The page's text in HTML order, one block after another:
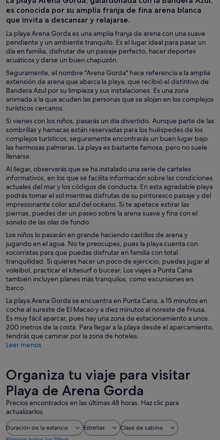
es conocida por su amplia franja de fina arena blanca
que invita a descansar y relajarse.
La playa Arena Gorda es una amplia franja de arena con una suave
pendiente y un ambiente tranquilo. Es el lugar ideal para pasar un
día en familia, disfrutar de un paisaje perfecto, hacer deportes
acuáticos y darse un buen chapuzón.
Seguramente, el nombre "Arena Gorda" hace referencia a la amplia
extensión de arena que abarca la playa, que recibió el distintivo de
Bandera Azul por su limpieza y sus instalaciones. Es una zona
animada a la que acuden las personas que se alojan en los complejos
turísticos cercanos.
Si vienes con los niños, pasarás un día divertido. Aunque parte de las
sombrillas y hamacas están reservadas para los huéspedes de los
complejos turísticos, seguramente encontrarás un buen lugar bajo
las hermosas palmeras. La playa es bastante famosa, pero no suele
llenarse.
Al llegar, observarás que se ha instalado una serie de carteles
informativos, en los que se facilita información sobre las condiciones
actuales del mar y los códigos de conducta. En esta agradable playa
podrás tomar el sol mientras disfrutas de su pintoresco paisaje y del
impresionante color azul del océano. Si te apetece estirar las
piernas, puedes dar un paseo sobre la arena suave y fina con el
sonido de las olas de fondo.
Los niños lo pasarán en grande haciendo castillos de arena y
jugando en el agua. No te preocupes, pues la playa cuenta con
socorristas para que puedas disfrutar en familia con total
tranquilidad. Si quieres hacer un poco de ejercicio, puedes jugar al
voleibol, practicar el kitesurf o bucear. Los viajes a Punta Cana
también incluyen planes más tranquilos, como excursiones en
barco.
La playa Arena Gorda se encuentra en Punta Cana, a 15 minutos en
coche al sureste de El Macao y a diez minutos al noreste de Friusa.
Es muy fácil aparcar, pues hay una zona de estacionamiento a unos
200 metros de la costa. Para llegar a la playa desde el aparcamiento,
tendrás que caminar por la zona de hoteles.
Leer menos
Organiza tu viaje para visitar
Playa de Arena Gorda
Precios encontrados en las últimas 48 horas. Haz clic para
actualizarlos.
Duración de la estancia Estrellas
Clase de cabina